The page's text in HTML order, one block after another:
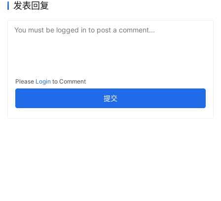
发表回复
You must be logged in to post a comment...
Please Login to Comment
提交